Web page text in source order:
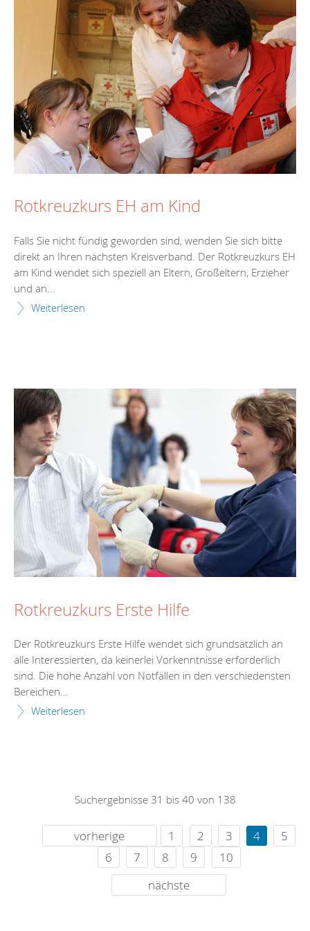
Rotkreuzkurs EH am Kind
Falls Sie nicht fündig geworden sind, wenden Sie sich bitte
direkt an Ihren nächsten Kreisverband. Der Rotkreuzkurs EH
am Kind wendet sich speziell an Eltern, Großeltern, Erzieher
und an...
Weiterlesen
Rotkreuzkurs Erste Hilfe
Der Rotkreuzkurs Erste Hilfe wendet sich grundsätzlich an
alle Interessierten, da keinerlei Vorkenntnisse erforderlich
sind. Die hohe Anzahl von Notfällen in den verschiedensten
Bereichen...
Weiterlesen
Suchergebnisse 31 bis 40 von 138
vorherige 1 2 3 4
5
6
7 8 9
10
nächste